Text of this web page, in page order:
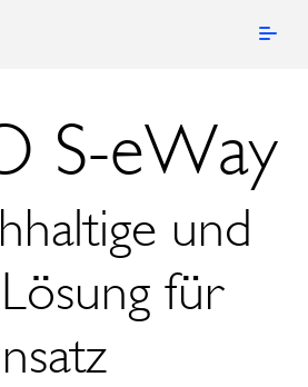
S-eWay
und
für